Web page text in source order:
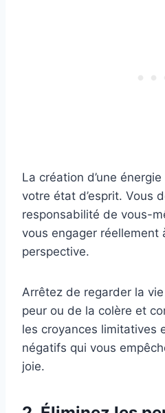
La création d’une
votre état d’esprit. Vous
responsabilité de vous-
vous engager réellement
perspective.
Arrêtez de regarder la
peur ou de la colère et
les croyances limitatives
négatifs qui vous
joie.